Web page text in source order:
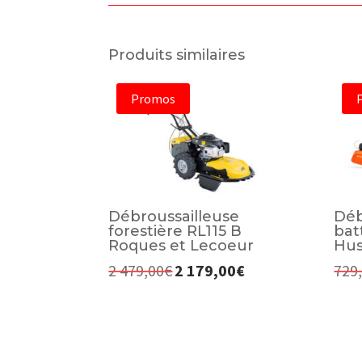
Produits similaires
Promos
Débroussailleuse
forestière RL115 B
Roques et Lecoeur
2 479,00€Le
2 179,00€